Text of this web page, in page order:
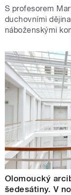
S profesorem
duchovními
náboženskými
Olomoucký
šedesátiny. V